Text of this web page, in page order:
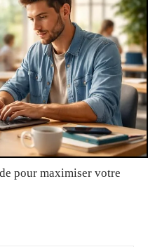
pour maximiser votre